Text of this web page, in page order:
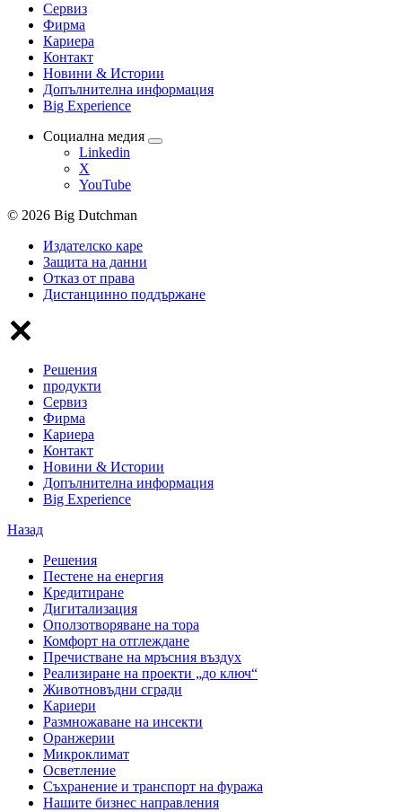
Сервиз
Фирма
Кариера
Контакт
Новини & Истории
Допълнителна информация
Big Experience
Социална медия
Linkedin
X
YouTube
© 2026 Big Dutchman
Издателско каре
Защита на данни
Отказ от права
Дистанцинно поддържане
Решения
продукти
Сервиз
Фирма
Кариера
Контакт
Новини & Истории
Допълнителна информация
Big Experience
Назад
Решения
Пестене на енергия
Кредитиране
Дигитализация
Оползотворяване на тора
Комфорт на отглеждане
Пречистване на мръсния въздух
Реализиране на проекти „до ключ“
Животновъдни сгради
Кариери
Размножаване на инсекти
Оранжерии
Микроклимат
Осветление
Съхранение и транспорт на фуража
Нашите бизнес направления